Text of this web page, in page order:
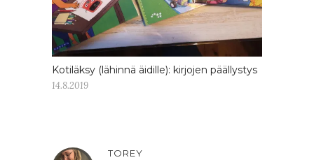
Kotiläksy (lähinnä äidille): kirjojen päällystys
14.8.2019
TOREY